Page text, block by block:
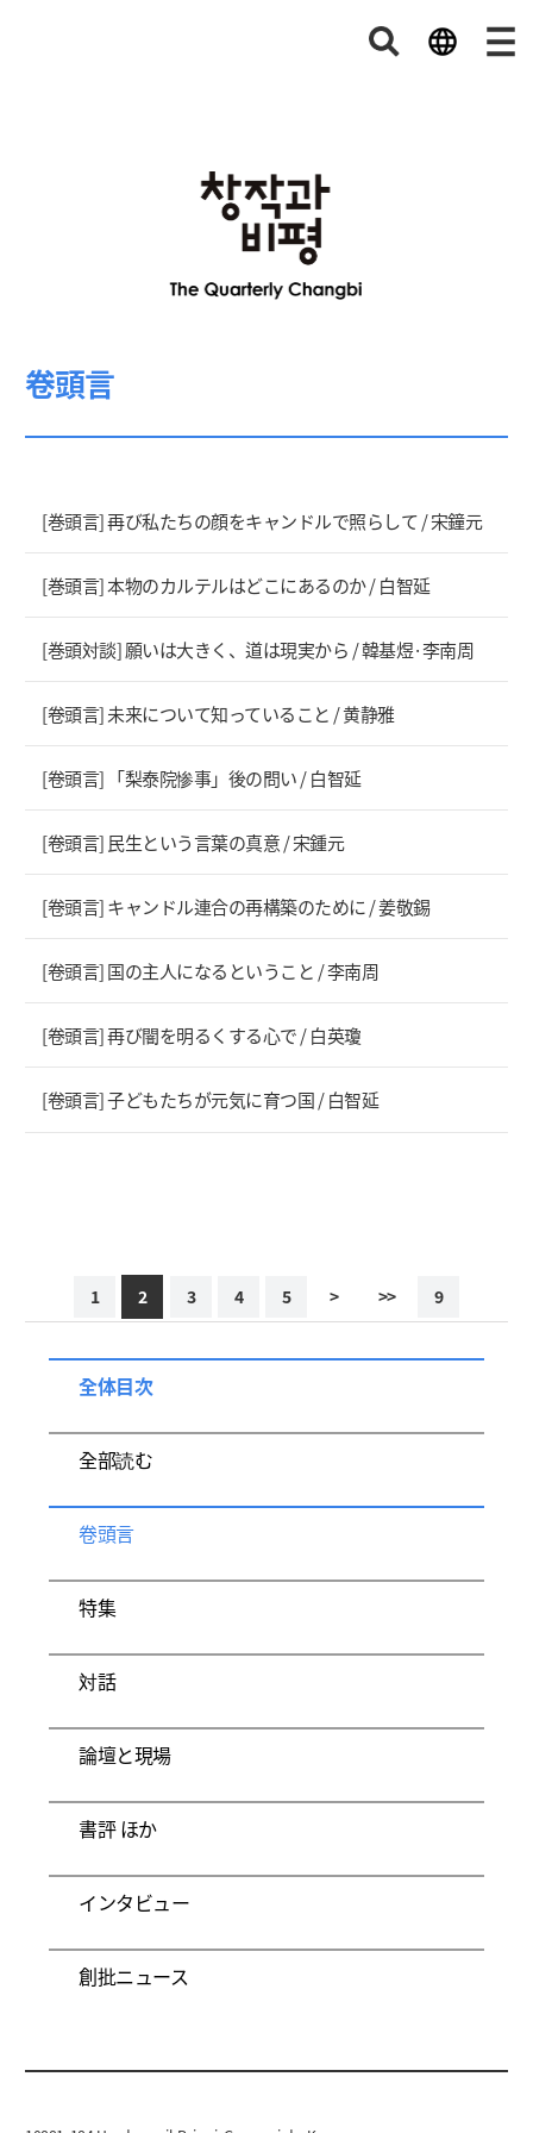
卷頭言
[巻頭言] 再び私たちの顔をキャンドルで照らして / 宋鐘元
[巻頭言] 本物のカルテルはどこにあるのか / 白智延
[巻頭対談] 願いは大きく、道は現実から / 韓基煜·李南周
[卷頭言] 未来について知っていること / 黄静雅
[卷頭言] 「梨泰院惨事」後の問い / 白智延
[卷頭言] 民生という言葉の真意 / 宋鍾元
[卷頭言] キャンドル連合の再構築のために / 姜敬錫
[卷頭言] 国の主人になるということ / 李南周
[卷頭言] 再び闇を明るくする心で / 白英瓊
[卷頭言] 子どもたちが元気に育つ国 / 白智延
1 2 3 4 5 > >> 9
全体目次
全部読む
卷頭言
特集
対話
論壇と現場
書評 ほか
インタビュー
創批ニュース